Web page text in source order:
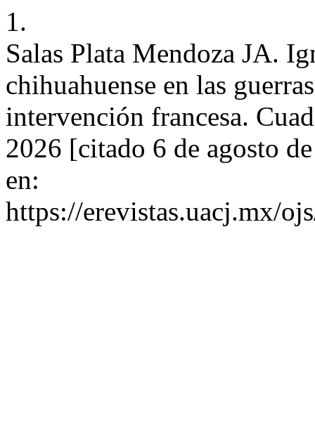
1.
Salas Plata Mendoza JA.
chihuahuense en las
intervención francesa.
2026 [citado 6 de agosto
en:
https://erevistas.uacj.mx/